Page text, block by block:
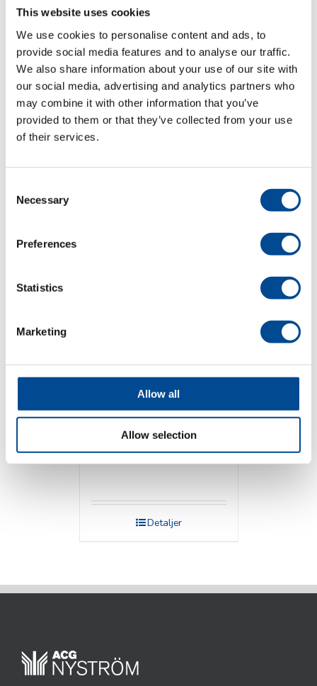
This website uses cookies
We use cookies to personalise content and ads, to
provide social media features and to analyse our traffic.
We also share information about your use of our site with
our social media, advertising and analytics partners who
may combine it with other information that you’ve
provided to them or that they’ve collected from your use
of their services.
Selection
Necessary
Preferences
Statistics
Marketing
Allow all
Allow selection
Detaljer
Veit Pressbord
Detaljer